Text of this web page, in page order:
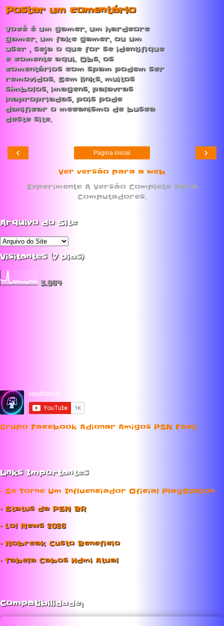
Postar um comentário
Você é um gamer, um hardcore
gamer, um fake gamer, ou um
user , seja o que for se identifique
e comente aqui. Obs, os
comentários com spam podem ser
removidos. Sem links, muitos
símbolos, imagens, palavras
inapropriadas, pois pode
danificar o mecanismo de busca
deste site.
‹ ›
Página inicial
Ver versão para a web
Experimente A Versão Completa Para
Computadores.
Arquivo do Site
Visitantes (7 Dias)
3,964
Grupo Facebook Adionar Amigos PSN Facil
Links Importantes
• Se Torne Um Influenciador Oficial PlayStation
• Status da PSN BR
• Lol News 2026
• Nobreak Custo Beneficio
• Tabela Cabos Hdmi Atual
Compatibilidade;